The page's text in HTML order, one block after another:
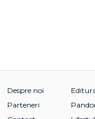
Despre noi
Parteneri